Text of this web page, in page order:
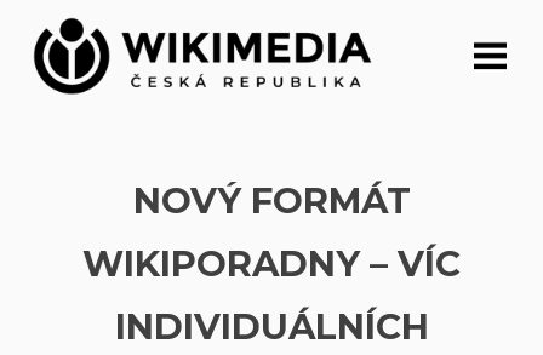
Přeskočit
obsah
NOVÝ FORMÁT
WIKIPORADNY – VÍC
INDIVIDUÁLNÍCH